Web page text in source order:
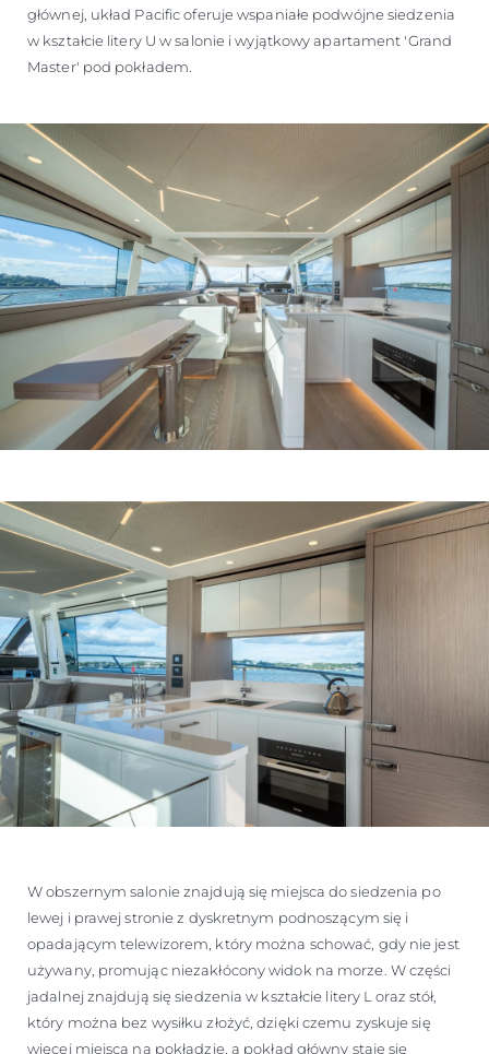
głównej, układ Pacific oferuje wspaniałe podwójne siedzenia
w kształcie litery U w salonie i wyjątkowy apartament 'Grand
Master' pod pokładem.
W obszernym salonie znajdują się miejsca do siedzenia po
lewej i prawej stronie z dyskretnym podnoszącym się i
opadającym telewizorem, który można schować, gdy nie jest
używany, promując niezakłócony widok na morze. W części
jadalnej znajdują się siedzenia w kształcie litery L oraz stół,
który można bez wysiłku złożyć, dzięki czemu zyskuje się
więcej miejsca na pokładzie, a pokład główny staje się